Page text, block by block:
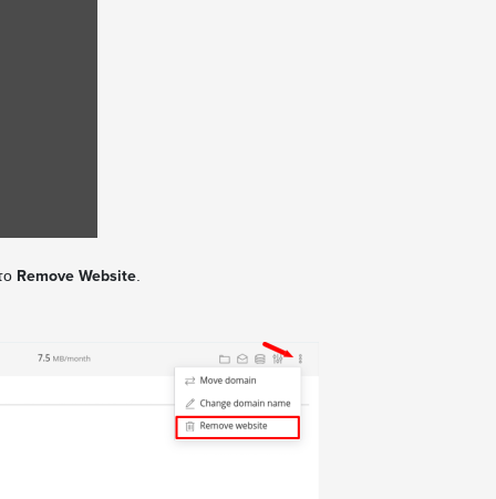
Remove Website